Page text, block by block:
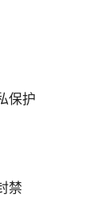
保护
禁